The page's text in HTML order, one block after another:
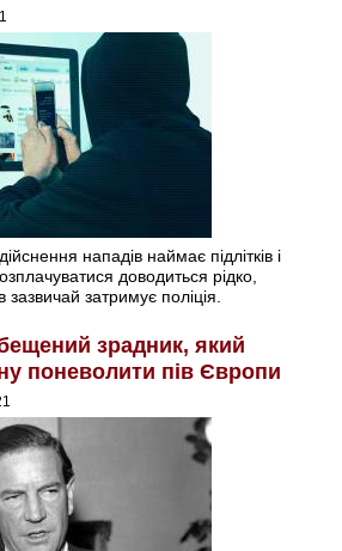
нападів наймає підлітків і
доводиться рідко,
зазвичай затримує поліція.
зрадник, який
поневолити пів Європи